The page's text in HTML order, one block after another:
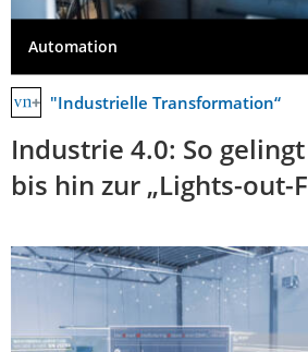
Automation
"Industrielle Transformation“
Industrie 4.0: So
bis hin zur „Lights-out-